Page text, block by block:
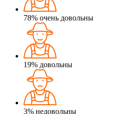
78% очень довольны
19% довольны
3% недовольны